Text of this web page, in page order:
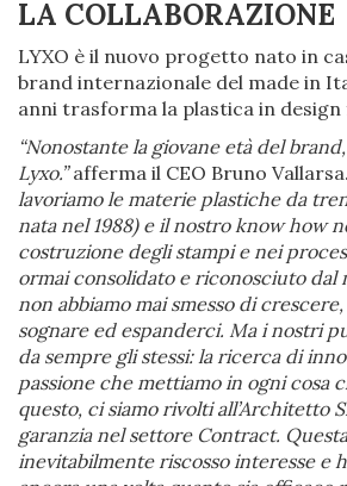
LA COLLABORAZIONE
LYXO è il nuovo progetto nato in
brand internazionale del made in
anni trasforma la plastica in design
“Nonostante la giovane età del
Lyxo.”afferma il CEO Bruno Vallarsa.
lavoriamo le materie plastiche da
nata nel 1988) e il nostro know how
costruzione degli stampi e nei
ormai consolidato e riconosciuto dal
non abbiamo mai smesso di
sognare ed espanderci. Ma i nostri
da sempre gli stessi: la ricerca di
passione che mettiamo in ogni cosa
questo, ci siamo rivolti all’Architetto
garanzia nel settore Contract.
inevitabilmente riscosso interesse e